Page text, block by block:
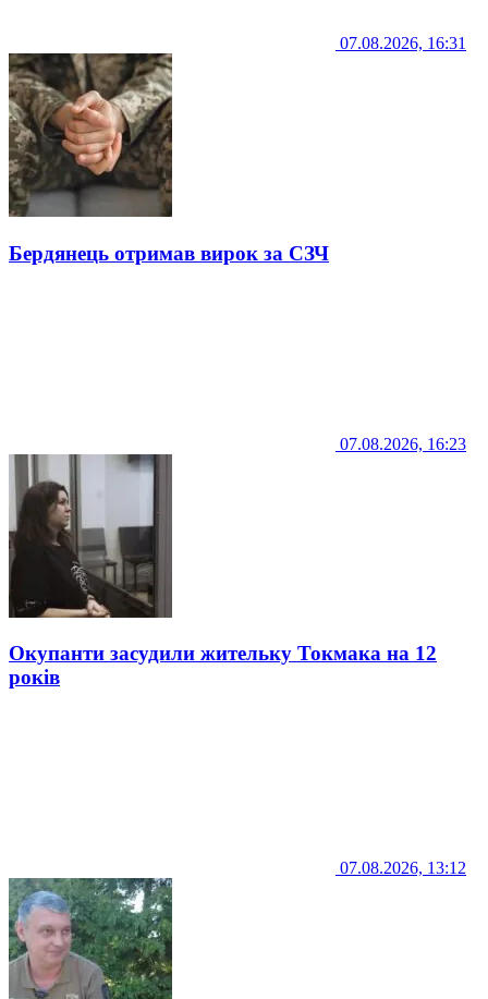
07.08.2026, 16:31
Бердянець отримав вирок за СЗЧ
07.08.2026, 16:23
Окупанти засудили жительку Токмака на 12
років
07.08.2026, 13:12